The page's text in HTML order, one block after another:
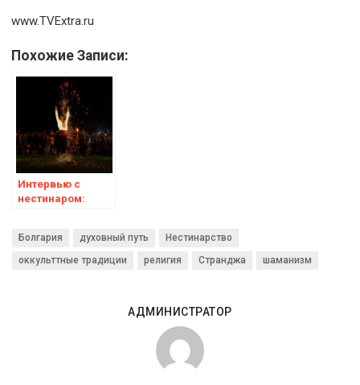
www.TVExtra.ru
Похожие Записи:
Интервью с
нестинаром:
Болгария духовный путь
Нестинарство
оккульттные традиции
религия Странджа шаманизм
АДМИНИСТРАТОР